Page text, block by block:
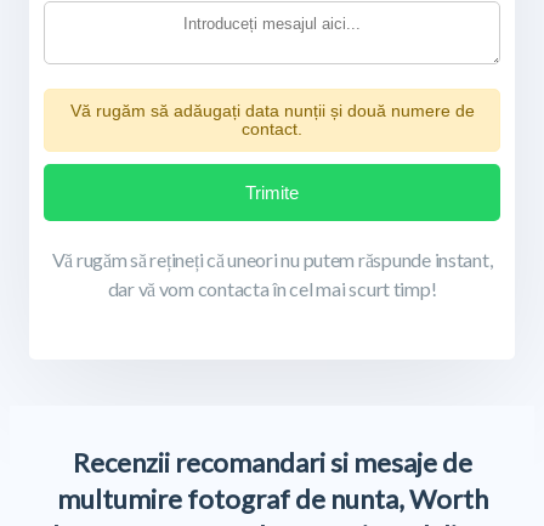
Vă rugăm să adăugați data nunții și două numere de
contact.
Trimite
Vă rugăm să rețineți că uneori nu putem răspunde instant,
dar vă vom contacta în cel mai scurt timp!
Recenzii recomandari si mesaje de
multumire fotograf de nunta, Worth